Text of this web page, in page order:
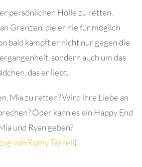
persönlichen Hölle zu retten,
Grenzen, die er nie für möglich
bald kämpft er nicht nur gegen die
sondern auch um das
das er liebt.
Mia zu retten? Wird ihre Liebe an
Oder kann es ein Happy End
und Ryan geben?
von Romy Terrell)